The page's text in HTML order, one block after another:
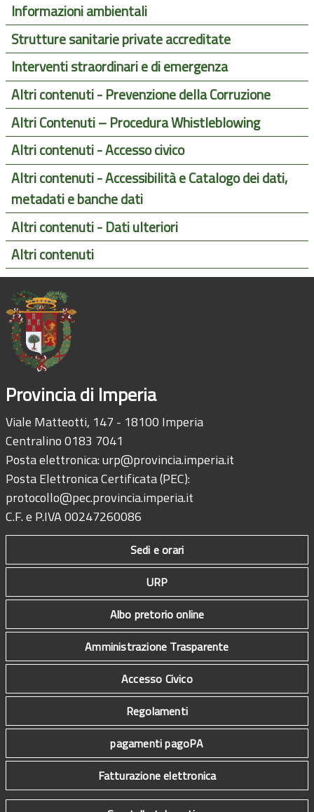
Informazioni ambientali
Strutture sanitarie private accreditate
Interventi straordinari e di emergenza
Altri contenuti - Prevenzione della Corruzione
Altri Contenuti – Procedura Whistleblowing
Altri contenuti - Accesso civico
Altri contenuti - Accessibilità e Catalogo dei dati,
metadati e banche dati
Altri contenuti - Dati ulteriori
Altri contenuti
Provincia di Imperia
Viale Matteotti, 147 - 18100 Imperia
Centralino 0183 7041
Posta elettronica:urp@provincia.imperia.it
Posta Elettronica Certificata (PEC):
protocollo@pec.provincia.imperia.it
C.F. e P.IVA 00247260086
Sedi e orari
URP
Albo pretorio online
Amministrazione Trasparente
Accesso Civico
Regolamenti
pagamenti pagoPA
Fatturazione elettronica